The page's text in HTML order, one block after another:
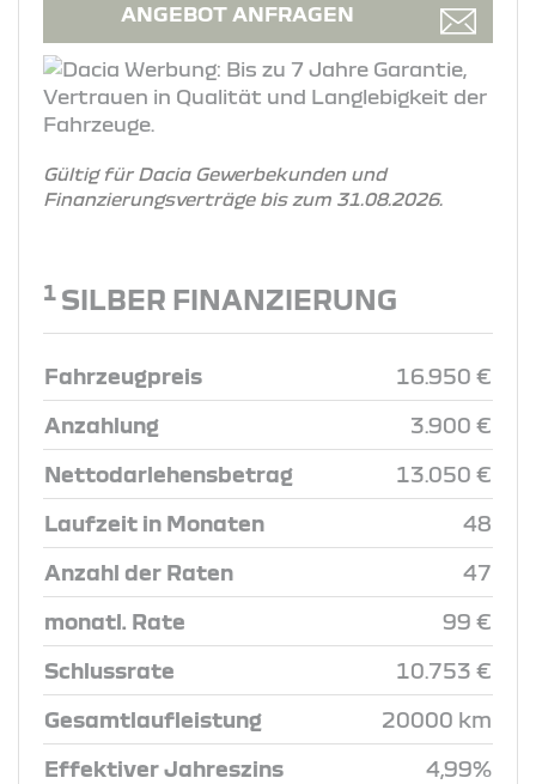
ANGEBOT ANFRAGEN
Gültig für Dacia Gewerbekunden und
Finanzierungsverträge bis zum 31.08.2026.
1 SILBER FINANZIERUNG
Fahrzeugpreis 16.950 €
Anzahlung 3.900 €
Nettodarlehensbetrag 13.050 €
Laufzeit in Monaten 48
Anzahl der Raten 47
monatl. Rate 99 €
Schlussrate 10.753 €
Gesamtlaufleistung 20000 km
Effektiver Jahreszins 4,99%